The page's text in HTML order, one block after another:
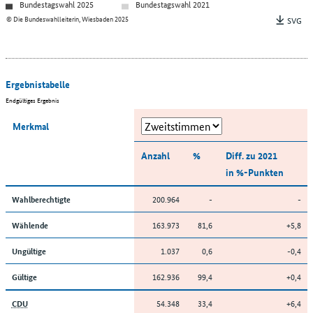
© Die Bundeswahlleiterin, Wiesbaden 2025
Bundestagswahl 2025
Bundestagswahl 2021
SVG
Ergebnistabelle
Endgültiges Ergebnis
Merkmal
Anzahl %
Diff. zu 2021
in %-Punkten
Wahlberechtigte 200.964 - -
Wählende 163.973 81,6 +5,8
Ungültige 1.037 0,6 -0,4
Gültige 162.936 99,4 +0,4
CDU 54.348 33,4 +6,4